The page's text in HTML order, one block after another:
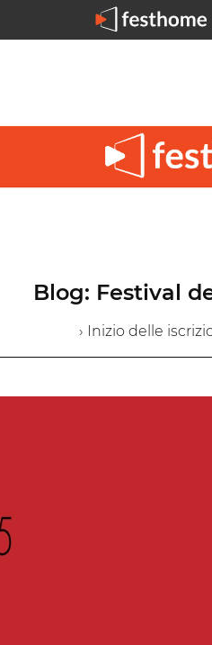
Blog: Festival
› Inizio delle